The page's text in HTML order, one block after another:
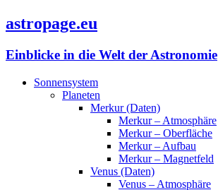
astropage.eu
Einblicke in die Welt der Astronomie
Sonnensystem
Planeten
Merkur (Daten)
Merkur – Atmosphäre
Merkur – Oberfläche
Merkur – Aufbau
Merkur – Magnetfeld
Venus (Daten)
Venus – Atmosphäre